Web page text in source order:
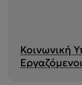
Κοινωνική
Εργαζόμενοι